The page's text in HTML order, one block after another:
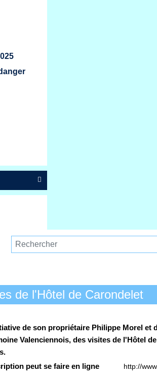

de l'Hôtel de Carondelet
de son propriétaire Philippe Morel et
Valenciennois, des visites de l'Hôtel
peut se faire en ligne
http://